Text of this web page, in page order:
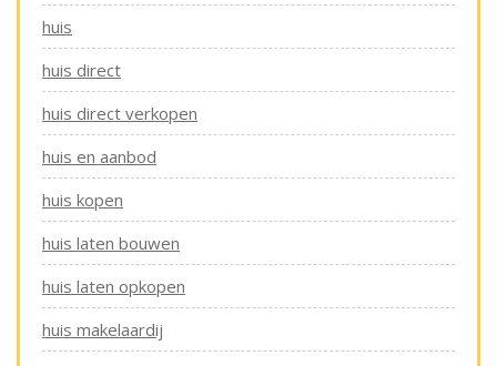
huis
huis direct
huis direct verkopen
huis en aanbod
huis kopen
huis laten bouwen
huis laten opkopen
huis makelaardij